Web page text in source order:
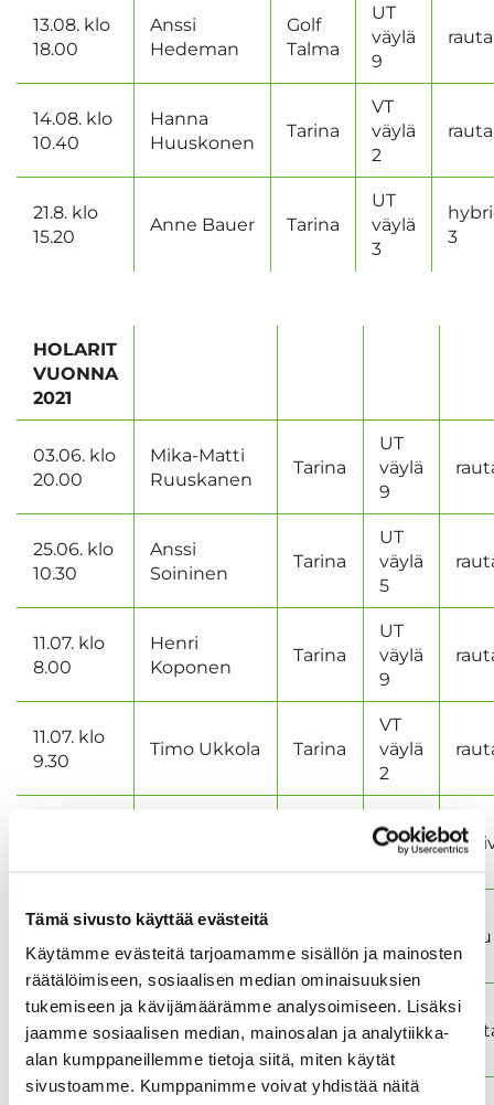
Tämä sivusto käyttää evästeitä
Käytämme evästeitä tarjoamamme sisällön ja mainosten
räätälöimiseen, sosiaalisen median ominaisuuksien
tukemiseen ja kävijämäärämme analysoimiseen. Lisäksi
jaamme sosiaalisen median, mainosalan ja analytiikka-
alan kumppaneillemme tietoja siitä, miten käytät
sivustoamme. Kumppanimme voivat yhdistää näitä
13.08. klo
18.00
Anssi
Hedeman
Golf
Talma
UT
väylä
9
14.08. klo
10.40
Hanna
Huuskonen
Tarina
VT
väylä
2
21.8. klo
15.20
Anne Bauer Tarina
UT
väylä
3
3
HOLARIT
VUONNA
2021
03.06. klo
20.00
Mika-Matti
Ruuskanen
Tarina
UT
väylä
9
25.06. klo
10.30
Anssi
Soininen
Tarina
UT
väylä
5
11.07. klo
8.00
Henri
Koponen
Tarina
UT
väylä
9
11.07. klo
9.30
Timo Ukkola Tarina
VT
väylä
2
väylä
26.07. klo
10.25
2
31.07.
Juho
Kauppinen
Tahko
Golf
UT
väylä
9